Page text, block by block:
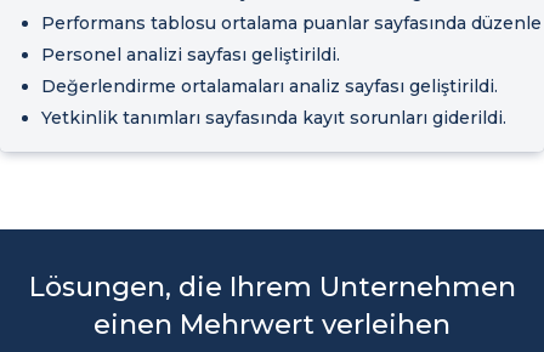
Performans tablosu ortalama puanlar sayfasında
Personel analizi sayfası geliştirildi.
Değerlendirme ortalamaları analiz sayfası geliştirildi.
Yetkinlik tanımları sayfasında kayıt sorunları giderildi.
Lösungen, die Ihrem Unternehmen
einen Mehrwert verleihen